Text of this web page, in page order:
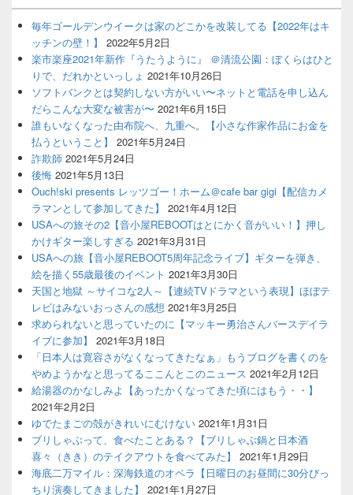
毎年ゴールデンウイークは家のどこかを改装してる【2022年はキ
ッチンの壁！】
2022年5月2日
楽市楽座2021年新作『うたうように』 ＠清流公園：ぼくらはひと
りで、だれかといっしょ 2021年10月26日
ソフトバンクとは契約しない方がいい〜ネットと電話を申し込ん
だらこんな大変な被害が〜 2021年6月15日
誰もいなくなった由布院へ、九重へ。【小さな作家作品にお金を
払うということ】
2021年5月24日
詐欺師 2021年5月24日
後悔 2021年5月13日
Ouch!ski presents レッツゴー！ホーム＠cafe bar gigi【配信カメ
ラマンとして参加してきた】
2021年4月12日
USAへの旅その2【音小屋REBOOTはとにかく音がいい！】押し
かけギター楽しすぎる 2021年3月31日
USAへの旅【音小屋REBOOT5周年記念ライブ】ギターを弾き、
絵を描く55歳最後のイベント 2021年3月30日
天国と地獄 ～サイコな2人～【連続TVドラマという表現】ほぼテ
レビはみないおっさんの感想 2021年3月25日
求められないと思っていたのに【マッキー勇治さんバースデイラ
イブに参加】
2021年3月18日
「日本人は寛容さがなくなってきたなぁ」もうブログを書くのを
やめようかなと思ってるここんとこのニュース 2021年2月12日
給湯器のかなしみよ【あったかくなってきた頃にはもう・・】
2021年2月2日
ゆでたまごの殻がきれいにむけない 2021年1月31日
ブリしゃぶって、食べたことある？【ブリしゃぶ鍋と日本酒
喜々（きき）のテイクアウトを食べてみた】
2021年1月29日
海底二万マイル：深海鉄道のオペラ【日曜日のお昼間に30分びっ
ちり演奏してきました】
2021年1月27日